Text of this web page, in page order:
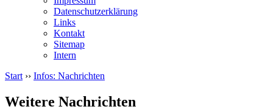
Datenschutzerklärung
Links
Kontakt
Sitemap
Intern
Start ›› Infos: Nachrichten
Weitere Nachrichten